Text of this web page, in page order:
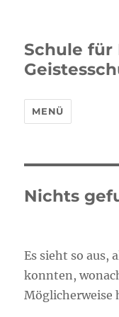
Schule für
MENÜ
Nichts
Es sieht so aus,
konnten,
Möglicherweise